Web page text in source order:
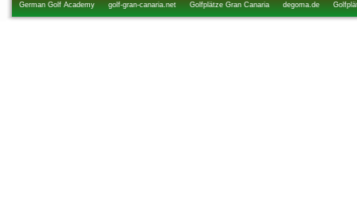
German Golf Academy golf-gran-canaria.net Golfplätze Gran Canaria degoma.de
startzeiten.de golfkurs-urlaub.de